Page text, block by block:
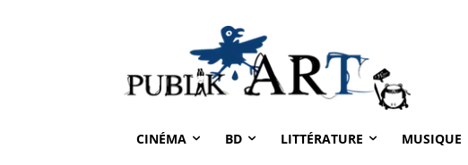
CINÉMA BD LITTÉRATURE MUSIQUE